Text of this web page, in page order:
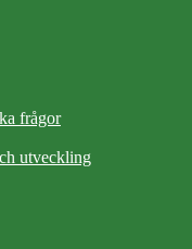
frågor
utveckling